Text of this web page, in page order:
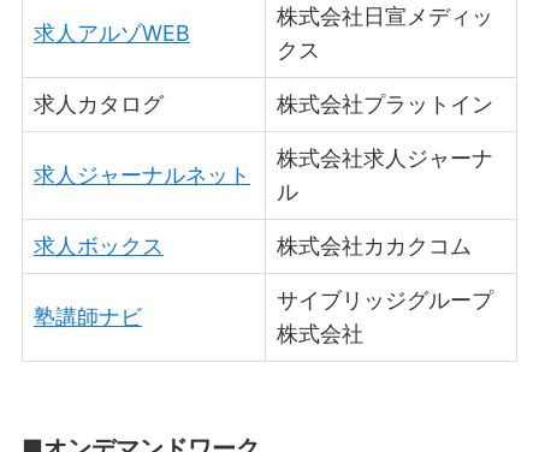
求人アルゾWEB
株式会社日宣メディッ
クス
求人カタログ 株式会社プラットイン
求人ジャーナルネット
株式会社求人ジャーナ
ル
求人ボックス 株式会社カカクコム
塾講師ナビ
サイブリッジグループ
株式会社